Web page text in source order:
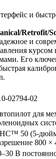
и
Retrofit/
и
курсом
Его
02794-02
для
50 (5-
800 ×
В